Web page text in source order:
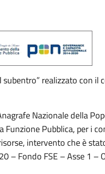
realizzato con
Nazionale della
Pubblica, per i
intervento che è
– Fondo FSE – Asse 1